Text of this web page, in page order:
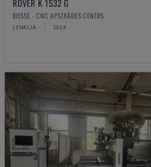
ROVER K 1532 G
BIESSE - CNC APSTRĀDES CENTRS
LENKIJA 2014